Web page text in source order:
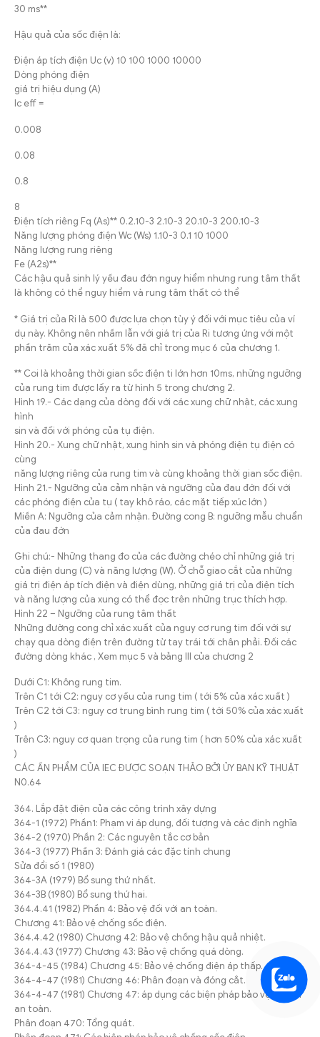
30 ms**
Hậu quả của sốc điện là:
Điện áp tích điện Uc (v) 10 100 1000 10000
Dòng phóng điện
giá trị hiệu dụng (A)
Ic eff =
0.008
0.08
0.8
8
Điện tích riêng Fq (As)** 0.2.10-3 2.10-3 20.10-3 200.10-3
Năng lượng phóng điện Wc (Ws) 1.10-3 0.1 10 1000
Năng lượng rung riêng
Fe (A2s)**
Các hậu quả sinh lý yếu đau đớn nguy hiểm nhưng rung tâm thất
là không có thể nguy hiểm và rung tâm thất có thể
* Giá trị của Ri là 500 được lựa chọn tùy ý đối với mục tiêu của ví
dụ này. Không nên nhầm lẫn với giá trị của Ri tương ứng với một
phần trăm của xác xuất 5% đã chỉ trong mục 6 của chương 1.
** Coi là khoảng thời gian sốc điện ti lớn hơn 10ms, những ngưỡng
của rung tim được lấy ra từ hình 5 trong chương 2.
Hình 19.- Các dạng của dòng đối với các xung chữ nhật, các xung
hình
sin và đối với phóng của tụ điện.
Hình 20.- Xung chữ nhật, xung hình sin và phóng điện tụ điện có
cùng
năng lượng riêng của rung tim và cùng khoảng thời gian sốc điện.
Hình 21.- Ngưỡng của cảm nhận và ngưỡng của đau đớn đối với
các phóng điện của tụ ( tay khô ráo, các mặt tiếp xúc lớn )
Miền A: Ngưỡng của cảm nhận. Đường cong B: ngưỡng mẫu chuẩn
của đau đớn
Ghi chú:- Những thang đo của các đường chéo chỉ những giá trị
của điện dung (C) và năng lượng (W). Ở chỗ giao cắt của những
giá trị điện áp tích điện và điện dùng, những giá trị của điện tích
và năng lượng của xung có thể đọc trên những trục thích hợp.
Hình 22 – Ngưỡng của rung tâm thất
Những đường cong chỉ xác xuất của nguy cơ rung tim đối với sự
chạy qua dòng điện trên đường từ tay trái tới chân phải. Đối các
đường dòng khác , Xem mục 5 và bảng III của chương 2
Dưới C1: Không rung tim.
Trên C1 tới C2: nguy cơ yếu của rung tim ( tới 5% của xác xuất )
Trên C2 tới C3: nguy cơ trung bình rung tim ( tới 50% của xác xuất
)
Trên C3: nguy cơ quan trọng của rung tim ( hơn 50% của xác xuất
)
CÁC ẤN PHẨM CỦA IEC ĐƯỢC SOẠN THẢO BỞI ỦY BAN KỸ THUẬT
N0.64
364. Lắp đặt điện của các công trình xây dựng
364-1 (1972) Phần1: Phạm vi áp dụng, đối tượng và các định nghĩa
364-2 (1970) Phần 2: Các nguyên tắc cơ bản
364-3 (1977) Phần 3: Đánh giá các đặc tính chung
Sửa đổi số 1 (1980)
364-3A (1979) Bổ sung thứ nhất.
364-3B (1980) Bổ sung thứ hai.
364.4.41 (1982) Phần 4: Bảo vệ đối với an toàn.
Chương 41: Bảo vệ chống sốc điện.
364.4.42 (1980) Chương 42: Bảo vệ chống hậu quả nhiệt.
364.4.43 (1977) Chương 43: Bảo vệ chống quá dòng.
364-4-45 (1984) Chương 45: Bảo vệ chống điện áp thấp.
364-4-47 (1981) Chương 46: Phân đoạn và đóng cắt.
364-4-47 (1981) Chương 47: áp dụng các biện pháp bảo vệ đối với
an toàn.
Phân đoạn 470: Tổng quát.